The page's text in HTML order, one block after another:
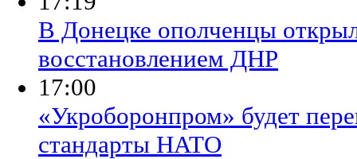
В Донецке ополченцы
восстановлением ДНР
17:00
​«Укроборонпром» будет
стандарты НАТО